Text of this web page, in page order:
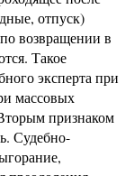
отпуск)
возвращении в
Такое
эксперта при
массовых
признаком
Судебно-